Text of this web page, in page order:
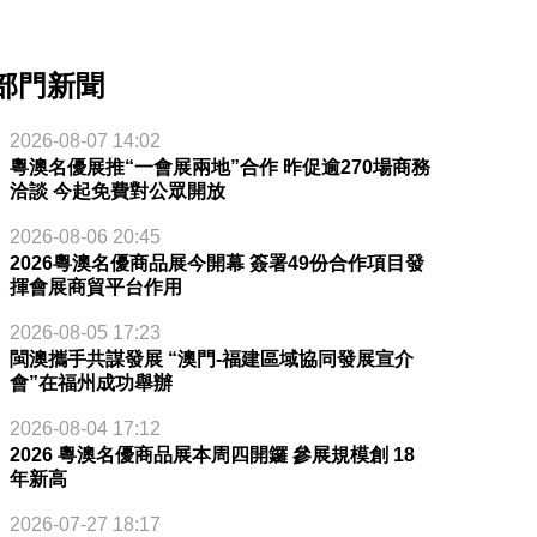
門新聞
2026-08-07 14:02
粵澳名優展推“一會展兩地”合作 昨促逾270場商務
洽談 今起免費對公眾開放
2026-08-06 20:45
2026粵澳名優商品展今開幕 簽署49份合作項目發
揮會展商貿平台作用
2026-08-05 17:23
閩澳攜手共謀發展 “澳門-福建區域協同發展宣介
會”在福州成功舉辦
2026-08-04 17:12
2026 粵澳名優商品展本周四開鑼 參展規模創 18
年新高
2026-07-27 18:17